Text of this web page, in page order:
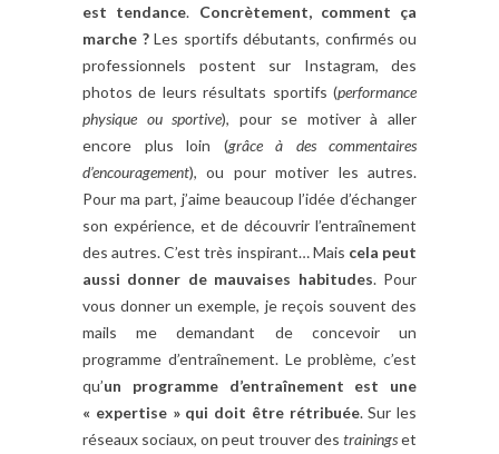
est tendance. Concrètement, comment ça
marche ?Les sportifs débutants, confirmés ou
professionnels postent sur Instagram, des
photos de leurs résultats sportifs (performance
physique ou sportive), pour se motiver à aller
encore plus loin (grâce à des commentaires
d’encouragement), ou pour motiver les autres.
Pour ma part, j’aime beaucoup l’idée d’échanger
son expérience, et de découvrir l’entraînement
des autres. C’est très inspirant… Mais cela peut
aussi donner de mauvaises habitudes. Pour
vous donner un exemple, je reçois souvent des
mails me demandant de concevoir un
programme d’entraînement. Le problème, c’est
qu’un programme d’entraînement est une
« expertise » qui doit être rétribuée. Sur les
réseaux sociaux, on peut trouver des trainingset